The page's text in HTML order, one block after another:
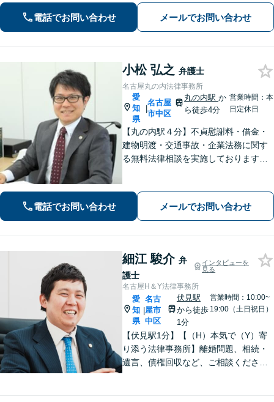
方ともに納得する解決を目指します
【離婚問題】他士業と連携し多角的な
電話でお問い合わせ メールでお問い合わせ
小松 弘之 弁護士
名古屋丸の内法律事務所
愛
知
県
|
名古屋
市中区
丸の内駅か
ら徒歩4分
営業時間：本
日定休日
【丸の内駅４分】不貞慰謝料・借金・
建物明渡・交通事故・企業法務に関す
る無料法律相談を実施しております。
を法的に早期解決します。
電話でお問い合わせ メールでお問い合わせ
細江 駿介 弁
護士
インタビューを
見る
名古屋H＆Y法律事務所
愛
知
県
|
名古
屋市
中区
伏見駅
から徒歩
1分
営業時間：10:00~
19:00（土日祝日）
【伏見駅1分】【（H）本気で（Y）寄
り添う法律事務所】離婚問題、相続・
遺言、債権回収など、ご相談くださ